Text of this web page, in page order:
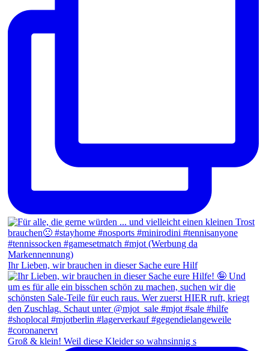
Ihr Lieben, wir brauchen in dieser Sache eure Hilf
Groß & klein! Weil diese Kleider so wahnsinnig s